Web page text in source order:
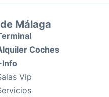
Málaga
Coches
Vip